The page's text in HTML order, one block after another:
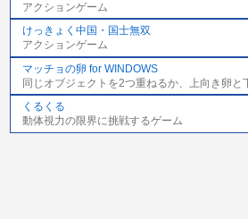
アクションゲーム
けっきょく中国・国士無双
アクションゲーム
マッチョの卵 for WINDOWS
同じオブジェクトを2つ重ねるか、上向き卵と
くるくる
動体視力の限界に挑戦するゲーム